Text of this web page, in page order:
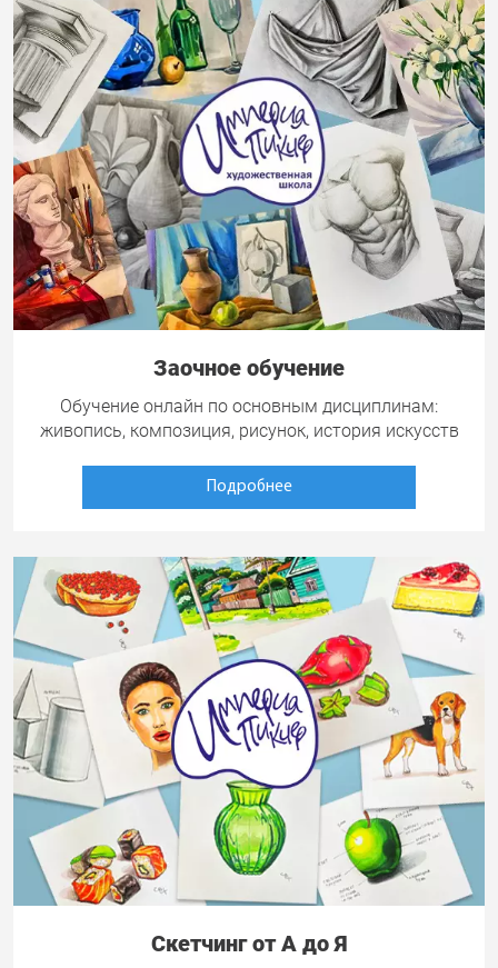
Заочное обучение
Обучение онлайн по основным дисциплинам:
живопись, композиция, рисунок, история искусств
Подробнее
Скетчинг от А до Я